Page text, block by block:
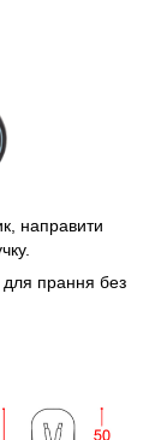
направити
для прання без